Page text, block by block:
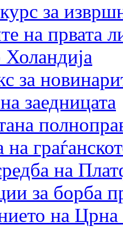
за
на првата
Холандија
за
заедницата
на
на
за борба
на Црна